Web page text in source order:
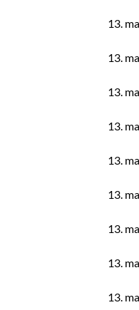
13.
13.
13.
13.
13.
13.
13.
13.
13.